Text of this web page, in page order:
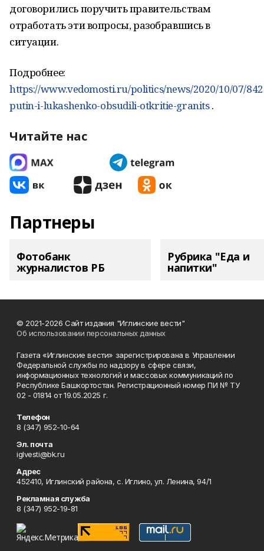
договорились поручить правительствам
отработать эти вопросы, разобравшись в
ситуации.
Подробнее:
https://www.vedomosti.ru/politics/news/2020/10/07/
putin-i-lukashenko-obsudili-otkritie-granits.
Читайте нас
Партнеры
Фотобанк
журналистов РБ
Рубрика "Еда и
напитки"
© 2021-2026 Сайт издания "Иглинские вести"
Об использовании персональных данных
Газета «Иглинские вести» зарегистрирована в Управлении
Федеральной службы по надзору в сфере связи,
информационных технологий и массовых коммуникаций по
Республике Башкортостан. Регистрационный номер ПИ № ТУ
02 - 01814 от 19.05.2025 г.
Телефон
8 (347) 952-10-64
Эл. почта
iglvesti@bk.ru
Адрес
452410, Иглинский района, с. Иглино, ул. Ленина, 94/1
Рекламная служба
8 (347) 952-19-81